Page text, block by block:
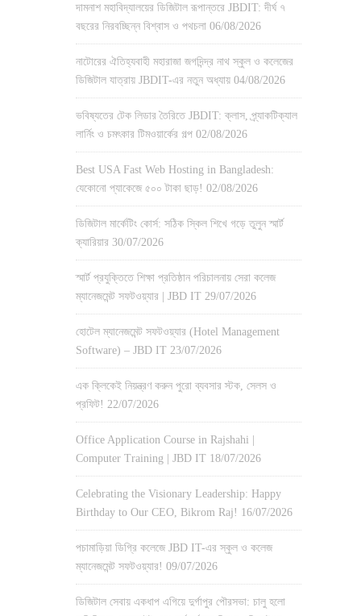
দামনাশ মহাবিদ্যালয়ের ডিজিটাল রূপান্তরে JBDIT: দীর্ঘ ৭
বছরের নিরবচ্ছিন্ন বিশ্বাস ও পথচলা 06/08/2026
নাটোরের ঐতিহ্যবাহী মহারাজা জগদিন্দ্র নাথ স্কুল ও কলেজের
ডিজিটাল যাত্রায় JBDIT-এর নতুন অধ্যায় 04/08/2026
ভবিষ্যতের টেক লিডার তৈরিতে JBDIT: ক্লাস, প্র্যাকটিক্যাল
লার্নিং ও চমৎকার টিমওয়ার্কের গল্প 02/08/2026
Best USA Fast Web Hosting in Bangladesh:
যেকোনো প্যাকেজে ৫০০ টাকা ছাড়! 02/08/2026
ডিজিটাল মার্কেটিং কোর্স: সঠিক স্কিল শিখে গড়ে তুলুন স্মার্ট
ক্যারিয়ার 30/07/2026
স্মার্ট প্রযুক্তিতে শিক্ষা প্রতিষ্ঠান পরিচালনায় সেরা কলেজ
ম্যানেজমেন্ট সফটওয়্যার | JBD IT 29/07/2026
হোটেল ম্যানেজমেন্ট সফটওয়্যার (Hotel Management
Software) – JBD IT 23/07/2026
এক ক্লিকেই নিয়ন্ত্রণ করুন পুরো ব্যবসার স্টক, সেলস ও
প্রফিট! 22/07/2026
Office Application Course in Rajshahi |
Computer Training | JBD IT 18/07/2026
Celebrating the Visionary Leadership: Happy
Birthday to Our CEO, Bikrom Raj! 16/07/2026
পচামাড়িয়া ডিগ্রি কলেজে JBD IT-এর স্কুল ও কলেজ
ম্যানেজমেন্ট সফটওয়্যার! 09/07/2026
ডিজিটাল সেবায় একধাপ এগিয়ে দুর্গাপুর পৌরসভা: চালু হলো